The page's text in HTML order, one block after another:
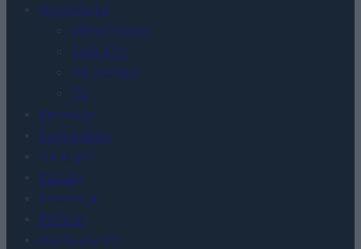
Urządzenia
SMARTFONY
TABLETY
WEARABLE
TV
Recenzje
Porównania
Co kupić
Porady
Promocje
FinTech
Hardware PC